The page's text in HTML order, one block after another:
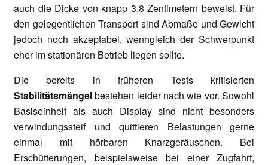
auch die Dicke von knapp 3,8 Zentimetern beweist. Für
den gelegentlichen Transport sind Abmaße und Gewicht
jedoch noch akzeptabel, wenngleich der Schwerpunkt
eher im stationären Betrieb liegen sollte.
Die bereits in früheren Tests kritisierten
Stabilitätsmängelbestehen leider nach wie vor. Sowohl
Basiseinheit als auch Display sind nicht besonders
verwindungssteif und quittieren Belastungen gerne
einmal mit hörbaren Knarzgeräuschen. Bei
Erschütterungen, beispielsweise bei einer Zugfahrt,